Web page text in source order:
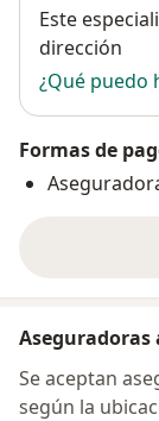
Este
dirección
¿Qué puedo
Formas de
Aseguradoras
Se aceptan
según la